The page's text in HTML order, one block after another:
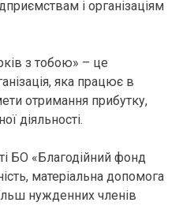
і організаціям
з тобою» – це
яка працює в
отримання прибутку,
діяльності.
БО «Благодійний фонд
матеріальна допомога
нужденних членів